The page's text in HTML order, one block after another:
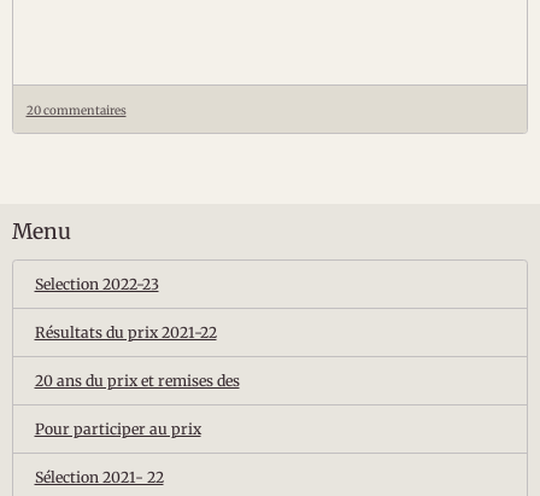
20 commentaires
Menu
Selection 2022-23
Résultats du prix 2021-22
20 ans du prix et remises des
Pour participer au prix
Sélection 2021- 22